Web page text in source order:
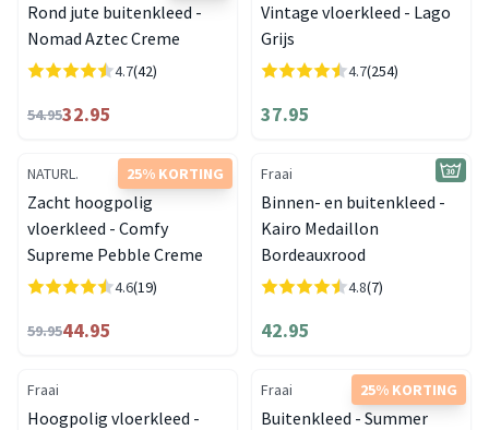
Rond jute buitenkleed -
Nomad Aztec Creme
4.7(42)
54.9532.95
Vintage vloerkleed - Lago
Grijs
4.7(254)
37.95
25% KORTING
NATURL.
Zacht hoogpolig
vloerkleed - Comfy
Supreme Pebble Creme
4.6(19)
59.9544.95
Fraai
Binnen- en buitenkleed -
Kairo Medaillon
Bordeauxrood
4.8(7)
42.95
Fraai
Hoogpolig vloerkleed -
25% KORTING
Fraai
Buitenkleed - Summer